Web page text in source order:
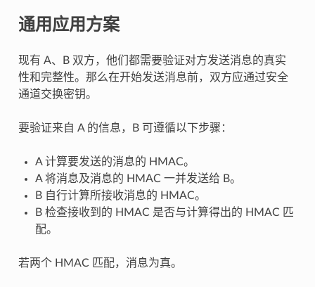
通用应用方案
现有 A、B 双方，他们都需要验证对方发送消息的真实
性和完整性。那么在开始发送消息前，双方应通过安全
通道交换密钥。
要验证来自 A 的信息，B 可遵循以下步骤：
A 计算要发送的消息的 HMAC。
A 将消息及消息的 HMAC 一并发送给 B。
B 自行计算所接收消息的 HMAC。
B 检查接收到的 HMAC 是否与计算得出的 HMAC 匹
配。
若两个 HMAC 匹配，消息为真。